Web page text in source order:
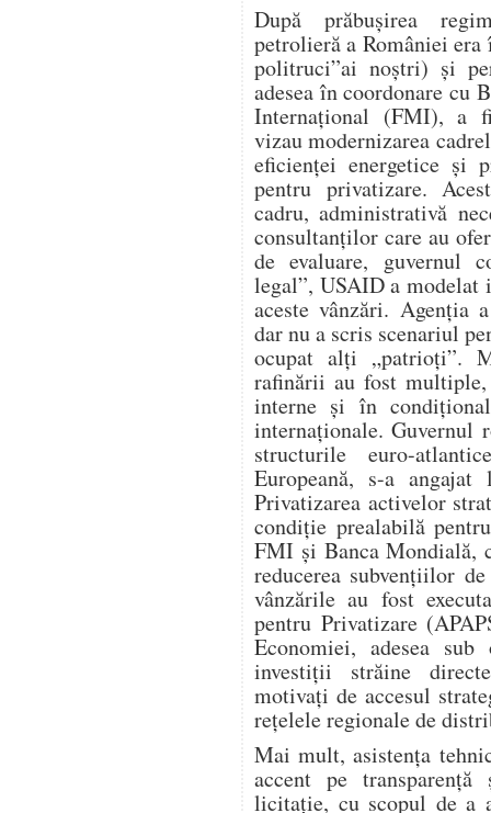
După prăbușirea
petrolieră a României era
politruci”ai noștri) și
adesea în coordonare cu
Internațional (FMI), a
vizau modernizarea
eficienței energetice și
pentru privatizare.
cadru, administrativă
consultanților care au
de evaluare, guvernul
legal”, USAID a
aceste vânzări. Agenția
dar nu a scris scenariul
ocupat alți „patrioți”.
rafinării au fost
interne și în
internaționale. Guvernul
structurile euro-
Europeană, s-a
Privatizarea activelor
condiție prealabilă
FMI și Banca Mondială,
reducerea subvențiilor
vânzările au fost
pentru Privatizare
Economiei, adesea
investiții străine
motivați de accesul
rețelele regionale de
Mai mult, asistența
accent pe
licitație, cu scopul de a